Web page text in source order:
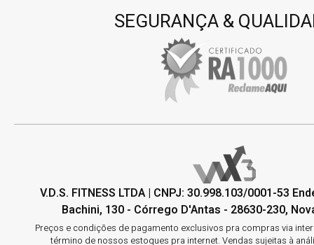
SEGURANÇA &
V.D.S. FITNESS LTDA | CNPJ: 30.998.103/0001-53
Bachini, 130 - Córrego D'Antas - 28630-230,
Preços e condições de pagamento exclusivos pra compras via
término de nossos estoques pra internet. Vendas sujeitas à